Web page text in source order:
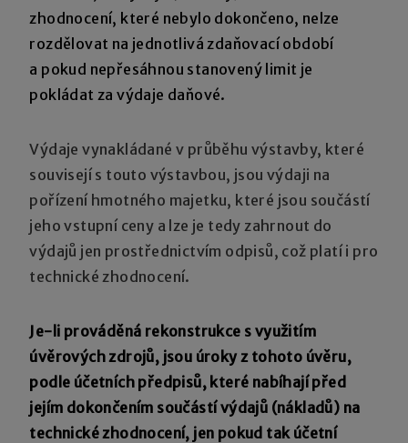
zhodnocení, které nebylo dokončeno, nelze
rozdělovat na jednotlivá zdaňovací období
a pokud nepřesáhnou stanovený limit je
pokládat za výdaje daňové.
Výdaje vynakládané v průběhu výstavby, které
souvisejí s touto výstavbou, jsou výdaji na
pořízení hmotného majetku, které jsou součástí
jeho vstupní ceny a lze je tedy zahrnout do
výdajů jen prostřednictvím odpisů, což platí i pro
technické zhodnocení.
Je-li prováděná rekonstrukce s využitím
úvěrových zdrojů, jsou úroky z tohoto úvěru,
podle účetních předpisů, které nabíhají před
jejím dokončením součástí výdajů (nákladů) na
technické zhodnocení, jen pokud tak účetní